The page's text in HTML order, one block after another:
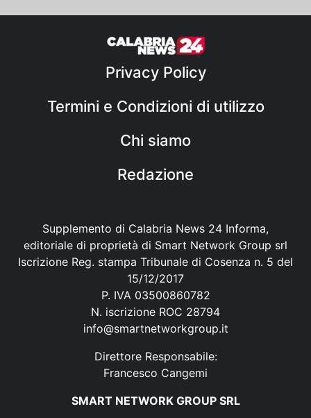
Privacy Policy
Termini e Condizioni di utilizzo
Chi siamo
Redazione
Supplemento di Calabria News 24 Informa,
editoriale di proprietà di Smart Network Group srl
Iscrizione Reg. stampa Tribunale di Cosenza n. 5 del
15/12/2017
P. IVA 03500860782
N. iscrizione ROC 28794
info@smartnetworkgroup.it
Direttore Responsabile:
Francesco Cangemi
SMART NETWORK GROUP SRL